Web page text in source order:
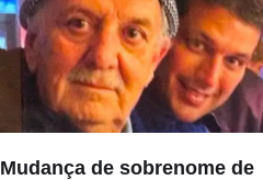
Mudança de sobrenome de